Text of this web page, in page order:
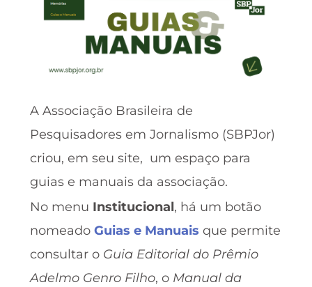
A Associação Brasileira de
Pesquisadores em Jornalismo (SBPJor)
criou, em seu site, um espaço para
guias e manuais da associação.
No menu Institucional, há um botão
nomeado Guias e Manuais que permite
consultar o Guia Editorial do Prêmio
Adelmo Genro Filho, o Manual da